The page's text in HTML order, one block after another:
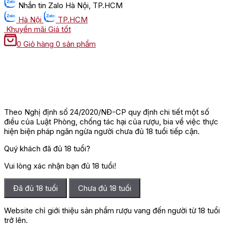
Nhắn tin Zalo Hà Nội, TP.HCM
Hà Nội
TP.HCM
Khuyến mãi Giá tốt
0 Giỏ hàng 0 sản phẩm
Theo Nghị định số 24/2020/NĐ-CP quy định chi tiết một số
điều của Luật Phòng, chống tác hại của rượu, bia về việc thực
hiện biện pháp ngăn ngừa người chưa đủ 18 tuổi tiếp cận.
Quý khách đã đủ 18 tuổi?
Vui lòng xác nhận bạn đủ 18 tuổi!
Đã đủ 18 tuổi Chưa đủ 18 tuổi
Website chỉ giới thiệu sản phẩm rượu vang đến người từ 18 tuổi
trở lên.